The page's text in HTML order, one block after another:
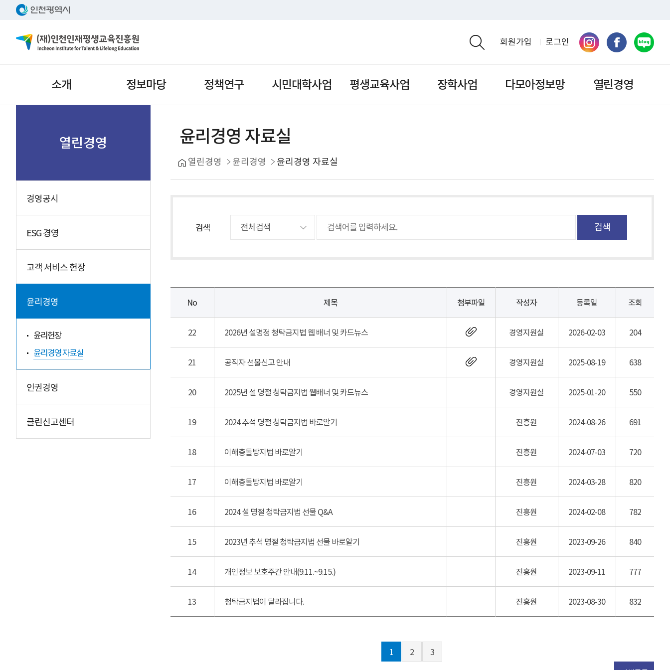
회원가입 로그인
소개 정보마당 정책연구 시민대학사업 평생교육사업 장학사업 다모아정보망 열린경영
열린경영
경영공시
ESG 경영
고객 서비스 헌장
윤리경영
윤리헌장
윤리경영 자료실
인권경영
클린신고센터
윤리경영 자료실
열린경영 윤리경영 윤리경영 자료실
검색
No 제목 첨부파일 작성자 등록일 조회
22 2026년 설명정 청탁금지법 웹 배너 및 카드뉴스 경영지원실 2026-02-03 204
21 공직자 선물신고 안내 경영지원실 2025-08-19 638
20 2025년 설 명절 청탁금지법 웹배너 및 카드뉴스 경영지원실 2025-01-20 550
19 2024 추석 명절 청탁금지법 바로알기 진흥원 2024-08-26 691
18 이해충돌방지법 바로알기 진흥원 2024-07-03 720
17 이해충돌방지법 바로알기 진흥원 2024-03-28 820
16 2024 설 명절 청탁금지법 선물 Q&A 진흥원 2024-02-08 782
15 2023년 추석 명절 청탁금지법 선물 바로알기 진흥원 2023-09-26 840
14 개인정보 보호주간 안내(9.11.~9.15.) 진흥원 2023-09-11 777
13 청탁금지법이 달라집니다. 진흥원 2023-08-30 832
1 2 3